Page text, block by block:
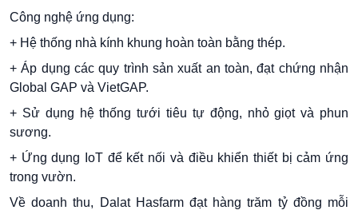
Công nghệ ứng dụng:
+ Hệ thống nhà kính khung hoàn toàn bằng thép.
+ Áp dụng các quy trình sản xuất an toàn, đạt chứng nhận
Global GAP và VietGAP.
+ Sử dụng hệ thống tưới tiêu tự động, nhỏ giọt và phun
sương.
+ Ứng dụng IoT để kết nối và điều khiển thiết bị cảm ứng
trong vườn.
Về doanh thu, Dalat Hasfarm đạt hàng trăm tỷ đồng mỗi